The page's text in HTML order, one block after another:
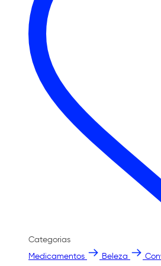
Categorias
Medicamentos
Beleza